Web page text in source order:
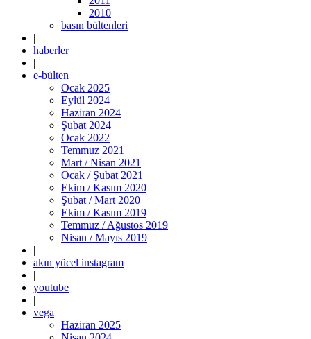
2010
basın bültenleri
|
haberler
|
e-bülten
Ocak 2025
Eylül 2024
Haziran 2024
Şubat 2024
Ocak 2022
Temmuz 2021
Mart / Nisan 2021
Ocak / Şubat 2021
Ekim / Kasım 2020
Şubat / Mart 2020
Ekim / Kasım 2019
Temmuz / Ağustos 2019
Nisan / Mayıs 2019
|
akın yücel instagram
|
youtube
|
vega
Haziran 2025